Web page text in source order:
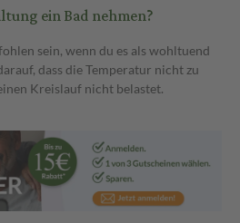
ein Bad nehmen?
sein, wenn du es als wohltuend
dass die Temperatur nicht zu
Kreislauf nicht belastet.